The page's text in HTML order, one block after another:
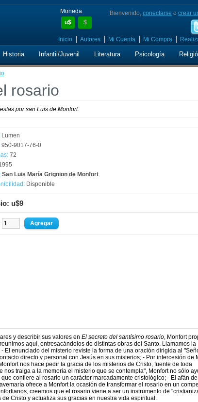
Moneda
u$
$
Bienvenido, conectarse o crear
Inicio Autores Mi Cuenta Mi Compra
Historia Infantil/Juvenil Literatura Psicología
rosario
por san Luis de Monfort.
Lumen
950-9017-76-0
72
San Luis María Grignion de Monfort
Disponible
u$9
y describir sus valores en El secreto del santísimo rosario, Monfort
aquí, entresacándolos de distintas obras del Santo. Llamamos la
El enunciado del misterio reviste la forma de una oración dirigida al
directo y personal con Jesús en sus misterios; - Por intercesión de
nos hace pedir la gracia de los misterios de Cristo, fuente de toda
traiga a la memoria el misterio que se contempla", Monfort no sólo
confiere al rosario un carácter marcadamente cristológico; - El afán de
ofrece a Monfort la ocasión de transformar el rosario en un
creemos que el rosario viene a ser un instrumento de
Cristo y actualiza sus gracias en nuestra vida espiritual.